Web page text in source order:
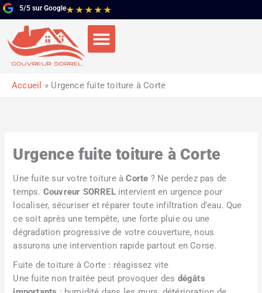
Aller
au
contenu
5/5 sur Google★ ★ ★ ★ ★Noté
5
5
Accueil Urgence fuite toiture à Corte
Urgence fuite toiture à Corte
Une fuite sur votre toiture àCorte ? Ne perdez pas de
temps. Couvreur SORRELintervient en urgence pour
localiser, sécuriser et réparer toute infiltration d’eau. Que
ce soit après une tempête, une forte pluie ou une
dégradation progressive de votre couverture, nous
assurons une intervention rapide partout en Corse.
Fuite de toiture à Corte : réagissez vite
Une fuite non traitée peut provoquer des dégâts